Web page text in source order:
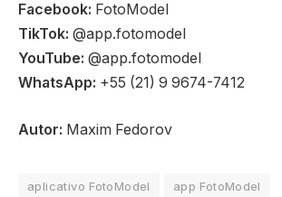
Facebook: FotoModel
TikTok: @app.fotomodel
YouTube: @app.fotomodel
WhatsApp: +55 (21) 9 9674-7412
Autor: Maxim Fedorov
aplicativo FotoModel
app FotoModel